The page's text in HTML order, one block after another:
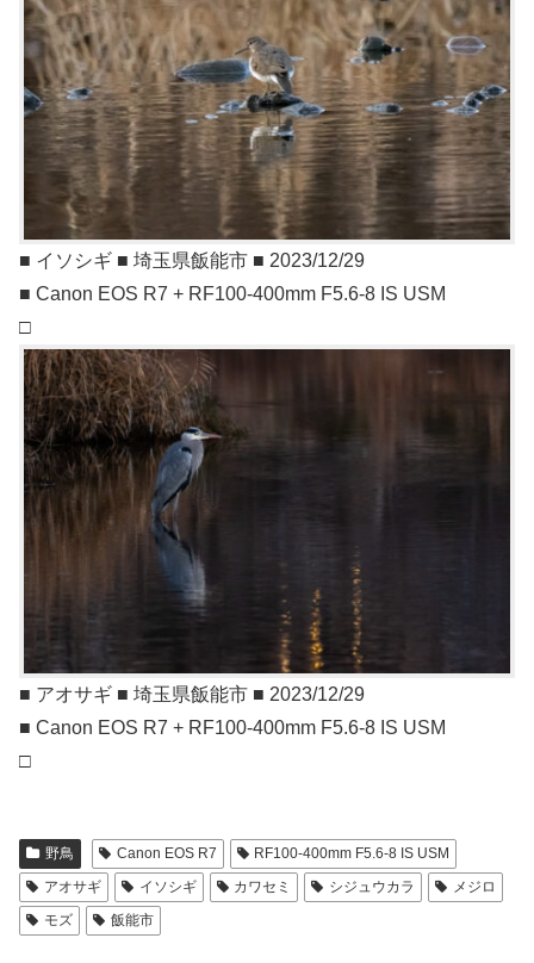
■ イソシギ ■ 埼玉県飯能市 ■ 2023/12/29
■ Canon EOS R7 + RF100-400mm F5.6-8 IS USM
□
■ アオサギ ■ 埼玉県飯能市 ■ 2023/12/29
■ Canon EOS R7 + RF100-400mm F5.6-8 IS USM
□
野鳥 Canon EOS R7
RF100-400mm F5.6-8 IS USM
アオサギ
イソシギ カワセミ シジュウカラ
メジロ
モズ
飯能市